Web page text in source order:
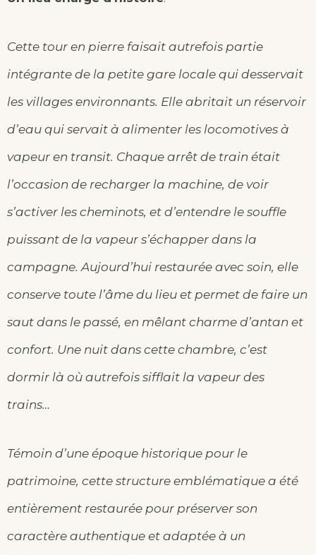
Cette tour en pierre faisait autrefois partie
intégrante de la petite gare locale qui desservait
les villages environnants. Elle abritait un réservoir
d’eau qui servait à alimenter les locomotives à
vapeur en transit. Chaque arrêt de train était
l’occasion de recharger la machine, de voir
s’activer les cheminots, et d’entendre le souffle
puissant de la vapeur s’échapper dans la
campagne. Aujourd’hui restaurée avec soin, elle
conserve toute l’âme du lieu et permet de faire un
saut dans le passé, en mêlant charme d’antan et
confort. Une nuit dans cette chambre, c’est
dormir là où autrefois sifflait la vapeur des
trains…
Témoin d’une époque historique pour le
patrimoine, cette structure emblématique a été
entièrement restaurée pour préserver son
caractère authentique et adaptée à un